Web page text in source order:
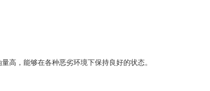
高，能够在各种恶劣环境下保持良好的状态。